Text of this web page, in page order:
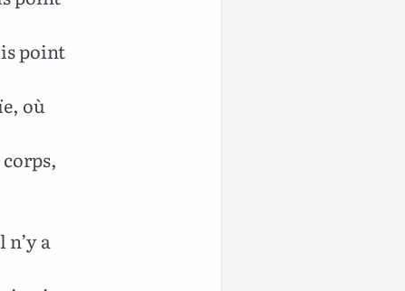
point
où
a